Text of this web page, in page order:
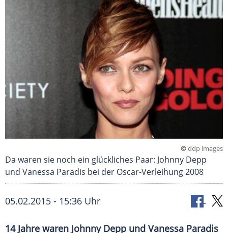
©ddp images
Da waren sie noch ein glückliches Paar: Johnny Depp
und Vanessa Paradis bei der Oscar-Verleihung 2008
05.02.2015 - 15:36 Uhr
14 Jahre waren Johnny Depp und Vanessa Paradis